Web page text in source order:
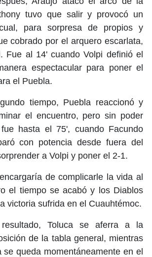
tuvo que salir y provocó un
para sorpresa de propios y
cobrado por el arquero escarlata,
Fue al 14' cuando Volpi definió el
espectacular para poner el
el Puebla.
tiempo, Puebla reaccionó y
el encuentro, pero sin poder
fue hasta el 75', cuando Facundo
con potencia desde fuera del
a Volpi y poner el 2-1.
de complicarle la vida al
el tiempo se acabó y los Diablos
victoria sufrida en el Cuauhtémoc.
Toluca se aferra a la
de la tabla general, mientras
se queda momentáneamente en el